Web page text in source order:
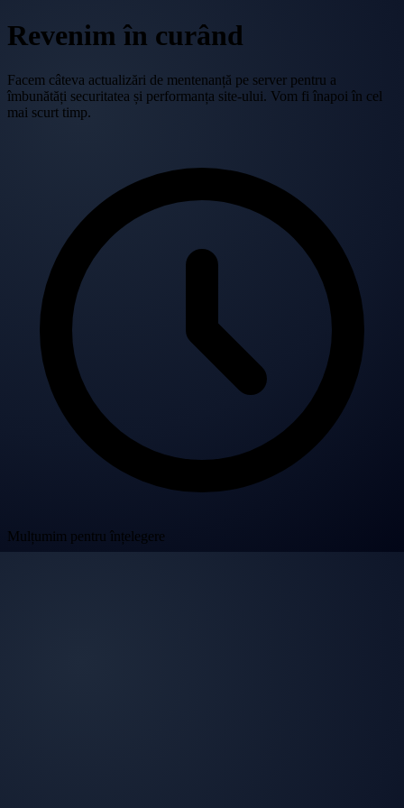
Revenim în curând
Facem câteva actualizări de mentenanță pe server pentru a
îmbunătăți securitatea și performanța site-ului. Vom fi înapoi în cel
mai scurt timp.
Mulțumim pentru înțelegere